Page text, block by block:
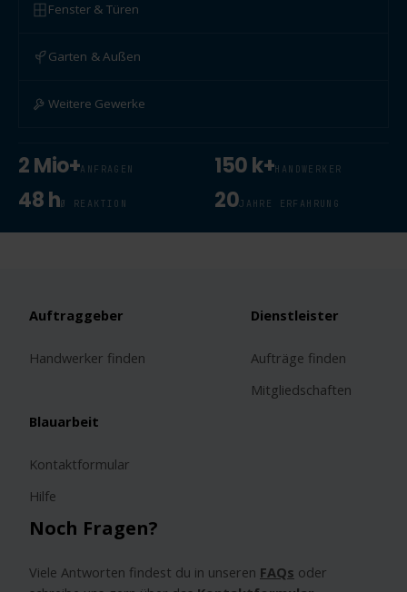
Fenster & Türen
Garten & Außen
Weitere Gewerke
2 Mio+ANFRAGEN 150 k+HANDWERKER
48 hØ REAKTION 20JAHRE ERFAHRUNG
Noch Fragen?
Viele Antworten findest du in unseren FAQs oder
Auftraggeber
Handwerker finden
Dienstleister
Aufträge finden
Mitgliedschaften
Blauarbeit
Kontaktformular
Hilfe